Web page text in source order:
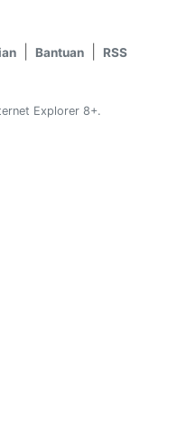
Bantuan RSS
Explorer 8+.